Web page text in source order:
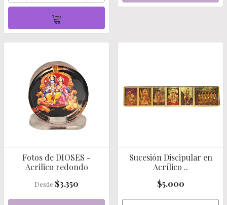
Fotos de DIOSES -
Acrilico redondo
Desde $3.350
Sucesión Discipular en
Acrílico ..
$5.000